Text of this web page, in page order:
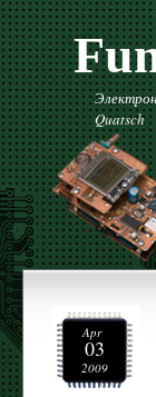
Quatsch
Apr
03
2009